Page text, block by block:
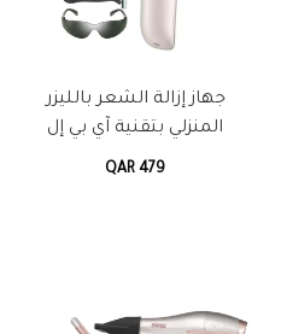
جهاز إزالة الشعر بالليزر
المنزلي بتقنية آي بي إل
QAR 479